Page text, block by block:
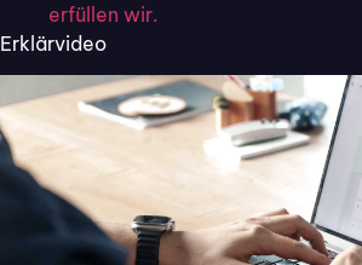
erfüllen wir.
ErklärvideoBranche:
Standort:
Melsungen
Größe:
< 10 Mitarbeitende